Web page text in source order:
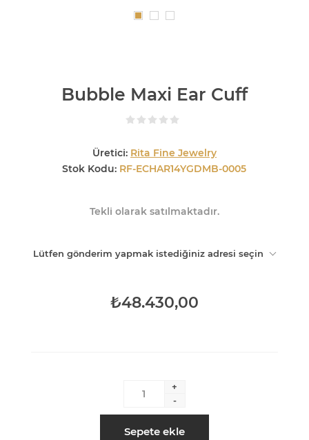
Bubble Maxi Ear Cuff
Üretici: Rita Fine Jewelry
Stok Kodu: RF-ECHAR14YGDMB-0005
Tekli olarak satılmaktadır.
Lütfen gönderim yapmak istediğiniz adresi seçin
₺48.430,00
+
-
Sepete ekle